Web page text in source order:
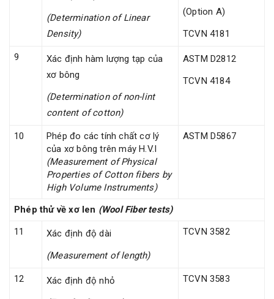
(Determination of Linear
Density)
(Option A)
TCVN 4181
9
Xác định hàm lượng tạp của
xơ bông
(Determination of non-lint
content of cotton)
ASTM D2812
TCVN 4184
10
Phép đo các tính chất cơ lý
của xơ bông trên máy H.V.I
(Measurement of Physical
Properties of Cotton fibers by
High Volume Instruments)
ASTM D5867
Phép thử về xơ len (Wool Fiber tests)
11
Xác định độ dài
(Measurement of length)
TCVN 3582
12
Xác định độ nhỏ
TCVN 3583